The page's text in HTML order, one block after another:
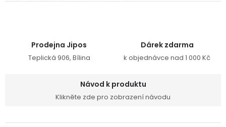
Prodejna Jipos
Teplická 906, Bílina
Dárek zdarma
k objednávce nad 1 000 Kč
Návod k produktu
Klikněte zde pro zobrazení návodu